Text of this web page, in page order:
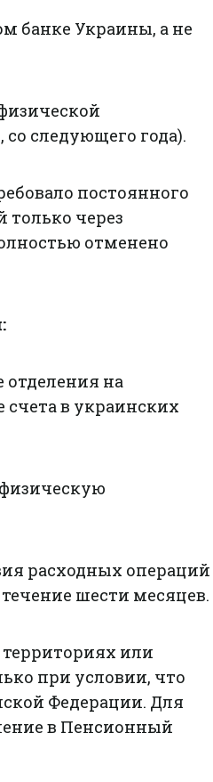
банке Украины, а не
следующего года).
постоянного
через
отменено
отделения на
в украинских
расходных операций
шести месяцев.
или
при условии, что
Федерации. Для
в Пенсионный